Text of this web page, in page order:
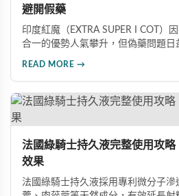
避開假藥
印度紅魔（EXTRA SUPER I COT）
合一的優勢人氣攀升，但偽藥問題
READ MORE →
法國綠騎士持久液完整使用攻
效果
法國綠騎士持久液採用專利微分子